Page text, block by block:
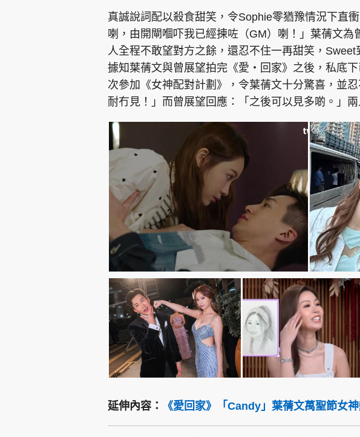
真誠說詞配以殺食甜笑，令Sophie零猶豫情況下直
喇，由開閘嗰吓我已經揀咗（GM）喇！」葉蒨文為
人全程不敢望對方之餘，還忍不住一再甜笑，Sweet
據知葉蒨文與曾展望拍完《愛‧回家》之後，私底
次參加《女神配對計劃》，令葉蒨文十分驚喜，並
耐冇見！」而曾展望回應：「之後可以見多啲。」兩
延伸內容： 《愛回家》「Candy」葉蒨文萬聖節女